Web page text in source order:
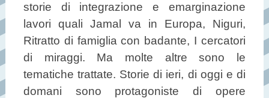
storie di integrazione e emarginazione
lavori quali Jamal va in Europa, Niguri,
Ritratto di famiglia con badante, I cercatori
di miraggi. Ma molte altre sono le
tematiche trattate. Storie di ieri, di oggi e di
domani sono protagoniste di opere